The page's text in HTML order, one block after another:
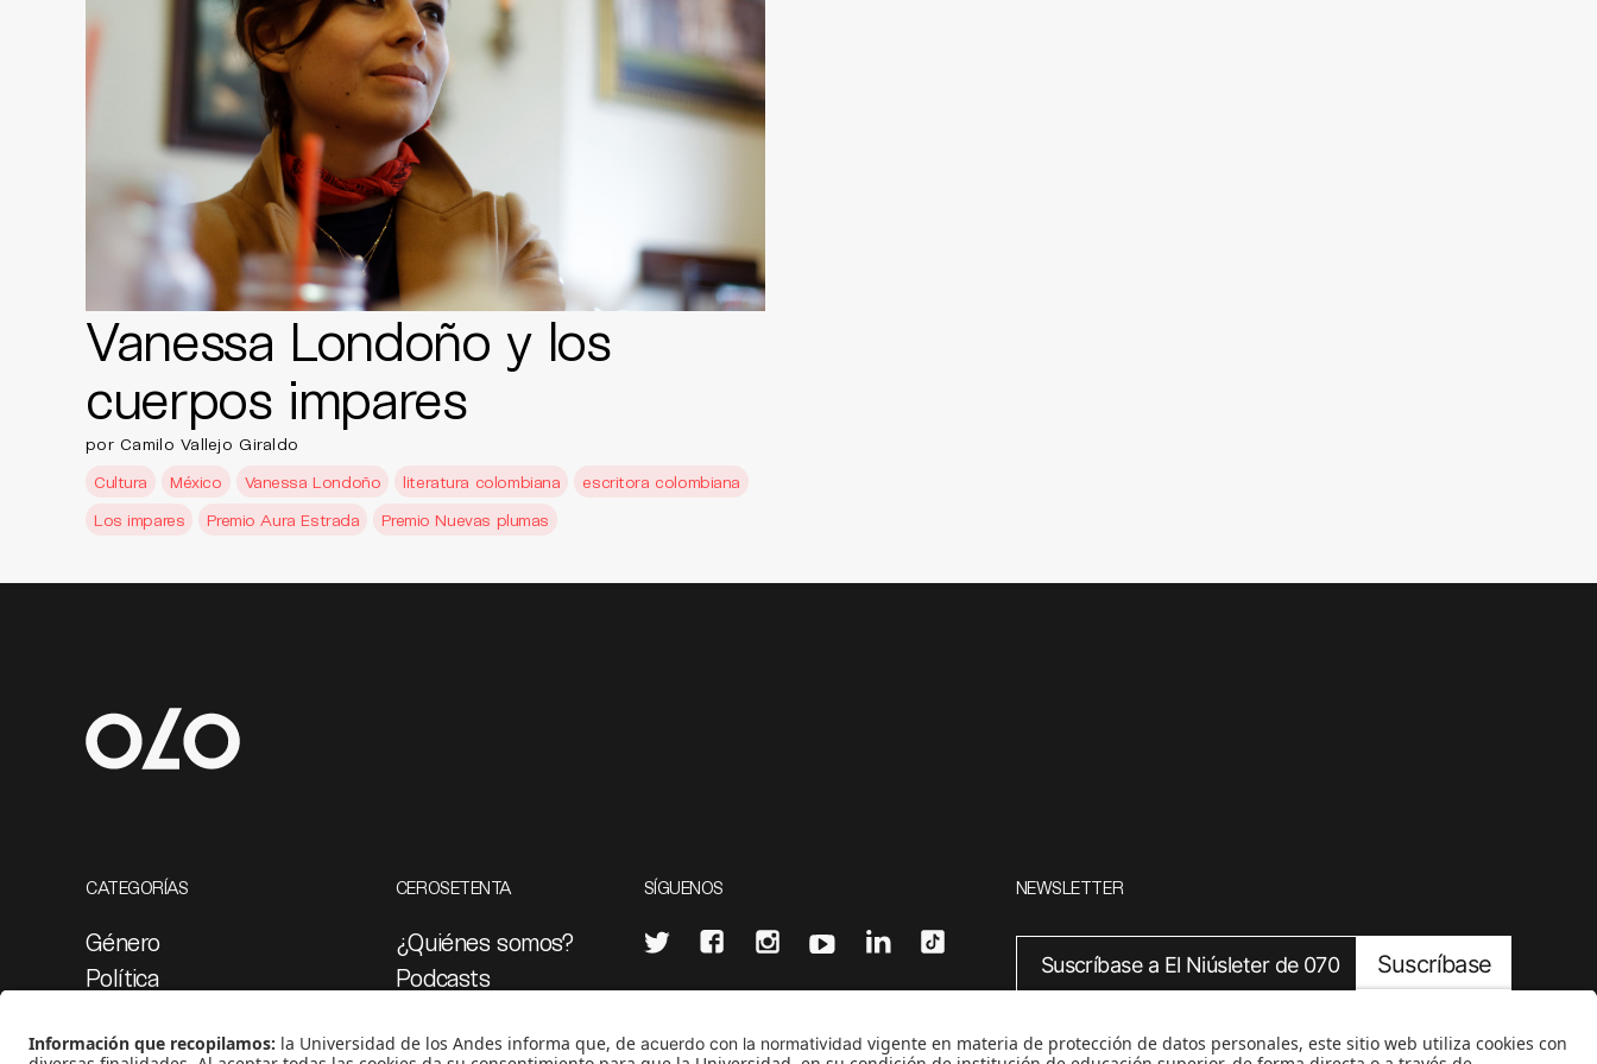
Vanessa Londoño y los
cuerpos impares
por Camilo Vallejo Giraldo
Cultura
México Vanessa Londoño literatura colombiana
escritora colombiana
Los impares
Premio Aura Estrada Premio Nuevas plumas
CATEGORÍAS
Género
Política
Medio ambiente
CEROSETENTA
¿Quiénes somos?
Podcasts
Proyectos 070
SÍGUENOS NEWSLETTER
Suscríbase